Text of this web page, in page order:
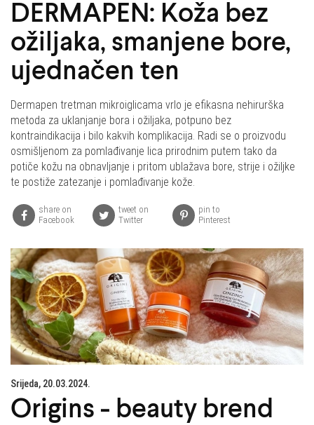
DERMAPEN: Koža bez
ožiljaka, smanjene bore,
ujednačen ten
Dermapen tretman mikroiglicama vrlo je efikasna nehirurška
metoda za uklanjanje bora i ožiljaka, potpuno bez
kontraindikacija i bilo kakvih komplikacija. Radi se o proizvodu
osmišljenom za pomlađivanje lica prirodnim putem tako da
potiče kožu na obnavljanje i pritom ublažava bore, strije i ožiljke
te postiže zatezanje i pomlađivanje kože.
share on
Facebook
tweet on
Twitter
pin to
Pinterest
Srijeda, 20.03.2024.
Origins - beauty brend